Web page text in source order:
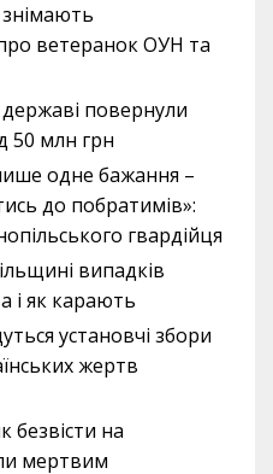
ветеранок ОУН та
повернули
50 млн грн
одне бажання –
до побратимів»:
гвардійця
випадків
і як карають
установчі збори
жертв
безвісти на
мертвим